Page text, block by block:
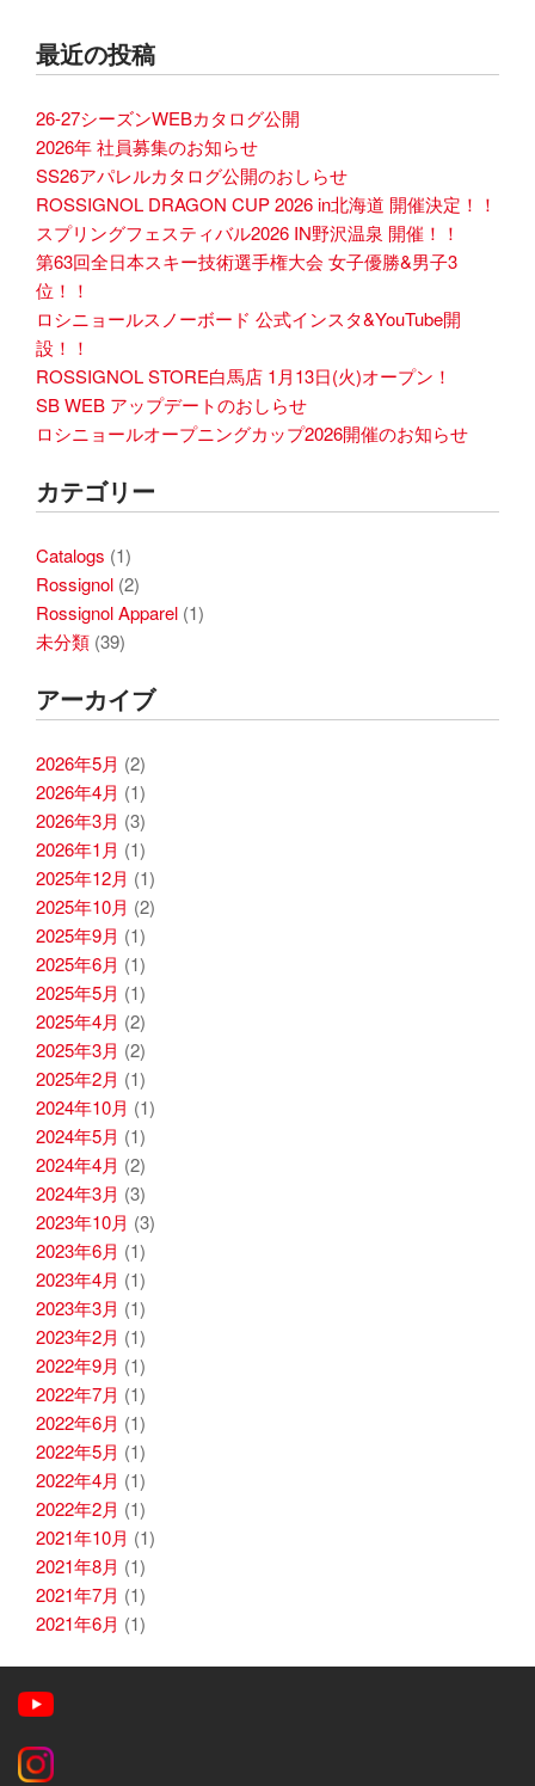
最近の投稿
26-27シーズンWEBカタログ公開
2026年 社員募集のお知らせ
SS26アパレルカタログ公開のおしらせ
ROSSIGNOL DRAGON CUP 2026 in北海道 開催決定！！
スプリングフェスティバル2026 IN野沢温泉 開催！！
第63回全日本スキー技術選手権大会 女子優勝&男子3
位！！
ロシニョールスノーボード 公式インスタ&YouTube開
設！！
ROSSIGNOL STORE白馬店 1月13日(火)オープン！
SB WEB アップデートのおしらせ
ロシニョールオープニングカップ2026開催のお知らせ
カテゴリー
Catalogs (1)
Rossignol (2)
Rossignol Apparel (1)
未分類 (39)
アーカイブ
2026年5月 (2)
2026年4月 (1)
2026年3月 (3)
2026年1月 (1)
2025年12月 (1)
2025年10月 (2)
2025年9月 (1)
2025年6月 (1)
2025年5月 (1)
2025年4月 (2)
2025年3月 (2)
2025年2月 (1)
2024年10月 (1)
2024年5月 (1)
2024年4月 (2)
2024年3月 (3)
2023年10月 (3)
2023年6月 (1)
2023年4月 (1)
2023年3月 (1)
2023年2月 (1)
2022年9月 (1)
2022年7月 (1)
2022年6月 (1)
2022年5月 (1)
2022年4月 (1)
2022年2月 (1)
2021年10月 (1)
2021年8月 (1)
2021年7月 (1)
2021年6月 (1)